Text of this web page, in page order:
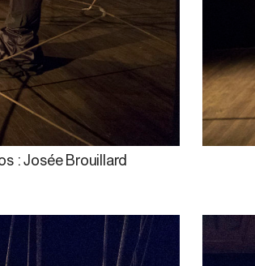
: Josée Brouillard